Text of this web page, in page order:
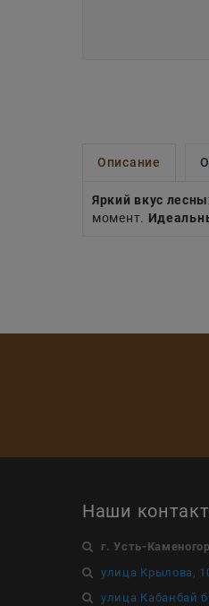
Описание
Яркий вкус
момент.
Наши
г. Усть-
улица Крылова,
улица Кабанбай